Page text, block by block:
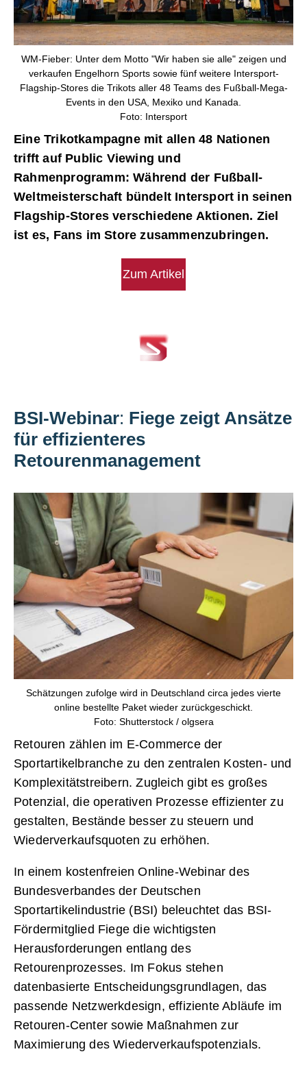
WM-Fieber: Unter dem Motto "Wir haben sie alle" zeigen und
verkaufen Engelhorn Sports sowie fünf weitere Intersport-
Flagship-Stores die Trikots aller 48 Teams des Fußball-Mega-
Events in den USA, Mexiko und Kanada.
Foto: Intersport
Eine Trikotkampagne mit allen 48 Nationen
trifft auf Public Viewing und
Rahmenprogramm: Während der Fußball-
Weltmeisterschaft bündelt Intersport in seinen
Flagship-Stores verschiedene Aktionen. Ziel
ist es, Fans im Store zusammenzubringen.
Zum Artikel
BSI-Webinar: Fiege zeigt Ansätze
für effizienteres
Retourenmanagement
Schätzungen zufolge wird in Deutschland circa jedes vierte
online bestellte Paket wieder zurückgeschickt.
Foto: Shutterstock / olgsera
Retouren zählen im E-Commerce der
Sportartikelbranche zu den zentralen Kosten- und
Komplexitätstreibern. Zugleich gibt es großes
Potenzial, die operativen Prozesse effizienter zu
gestalten, Bestände besser zu steuern und
Wiederverkaufsquoten zu erhöhen.
In einem kostenfreien Online-Webinar des
Bundesverbandes der Deutschen
Sportartikelindustrie (BSI) beleuchtet das BSI-
Fördermitglied Fiege die wichtigsten
Herausforderungen entlang des
Retourenprozesses. Im Fokus stehen
datenbasierte Entscheidungsgrundlagen, das
passende Netzwerkdesign, effiziente Abläufe im
Retouren-Center sowie Maßnahmen zur
Maximierung des Wiederverkaufspotenzials.